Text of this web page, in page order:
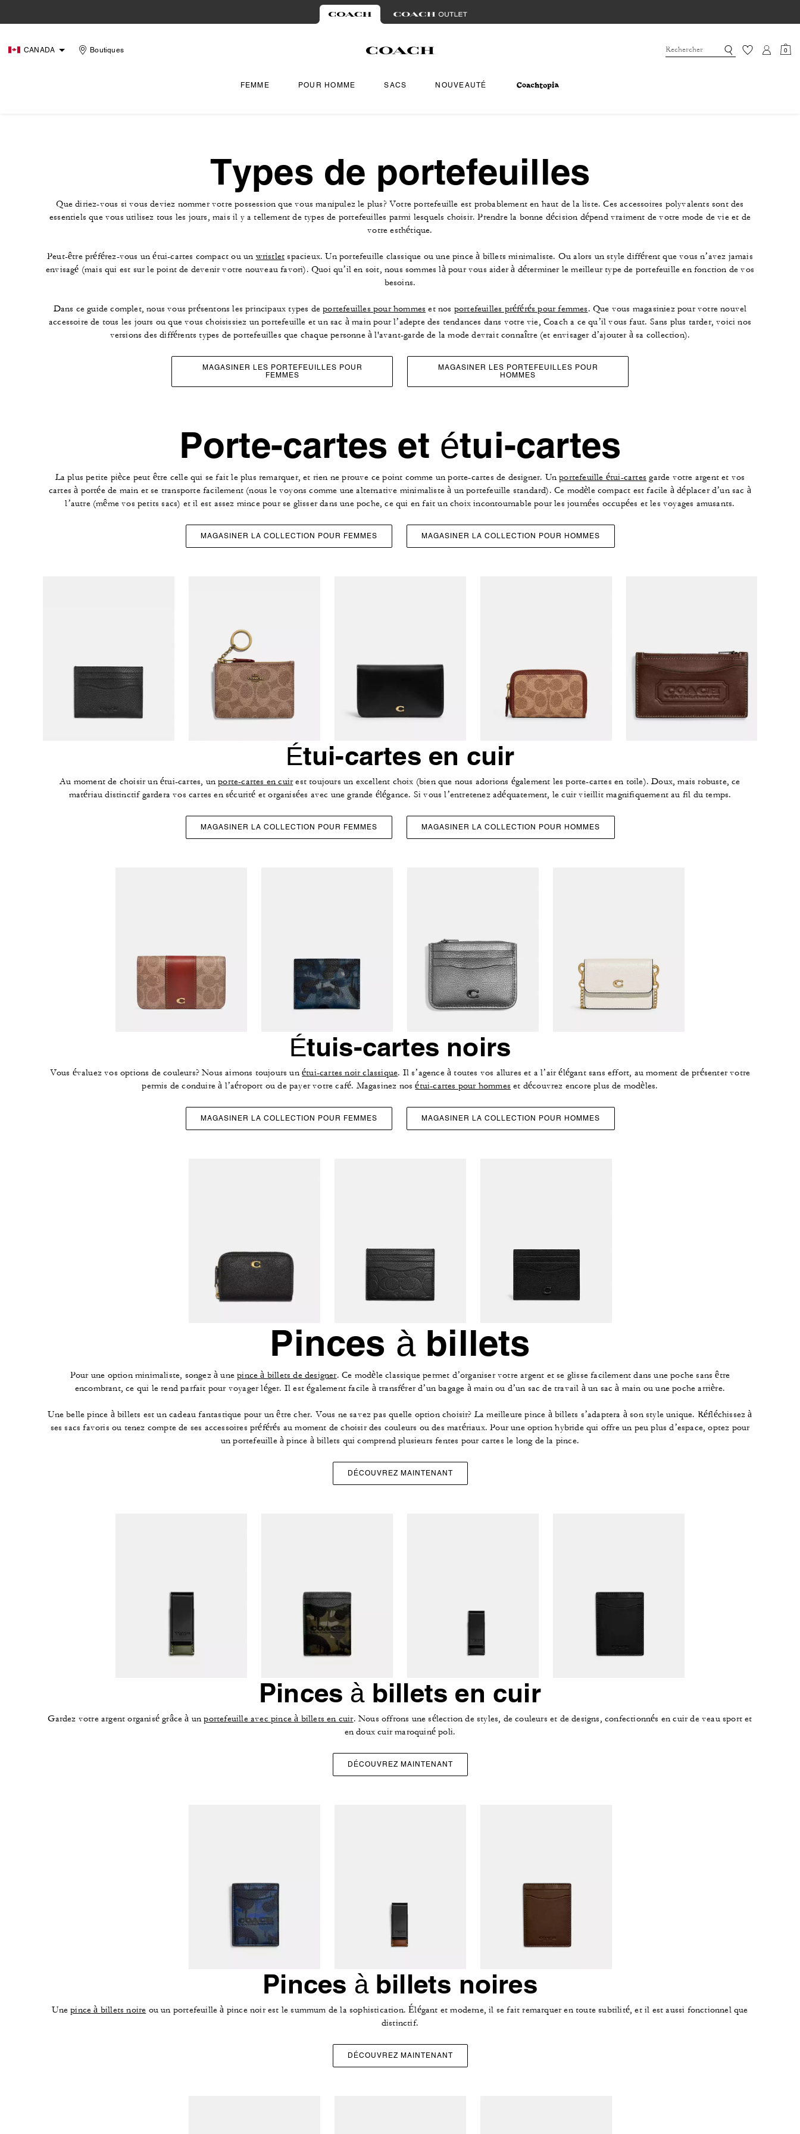
CANADA Boutiques 0
FEMME POUR HOMME SACS NOUVEAUTÉ
Types de portefeuilles
Que diriez-vous si vous deviez nommer votre possession que vous manipulez le plus? Votre portefeuille est probablement en haut de la liste. Ces accessoires polyvalents sont des
essentiels que vous utilisez tous les jours, mais il y a tellement de types de portefeuilles parmi lesquels choisir. Prendre la bonne décision dépend vraiment de votre mode de vie et de
votre esthétique.
Peut-être préférez-vous un étui-cartes compact ou unwristlet spacieux. Un portefeuille classique ou une pince à billets minimaliste. Ou alors un style différent que vous n’avez jamais
envisagé (mais qui est sur le point de devenir votre nouveau favori). Quoi qu’il en soit, nous sommes là pour vous aider à déterminer le meilleur type de portefeuille en fonction de vos
besoins.
Dans ce guide complet, nous vous présentons les principaux types deportefeuilles pour hommes et nos portefeuilles préférés pour femmes. Que vous magasiniez pour votre nouvel
accessoire de tous les jours ou que vous choisissiez un portefeuille et un sac à main pour l’adepte des tendances dans votre vie, Coach a ce qu’il vous faut. Sans plus tarder, voici nos
versions des différents types de portefeuilles que chaque personne à l'avant-garde de la mode devrait connaître (et envisager d’ajouter à sa collection).
MAGASINER LES PORTEFEUILLES POUR
FEMMES
MAGASINER LES PORTEFEUILLES POUR
HOMMES
Porte-cartes et étui-cartes
La plus petite pièce peut être celle qui se fait le plus remarquer, et rien ne prouve ce point comme un porte-cartes de designer. Unportefeuille étui-cartes garde votre argent et vos
cartes à portée de main et se transporte facilement (nous le voyons comme une alternative minimaliste à un portefeuille standard). Ce modèle compact est facile à déplacer d’un sac à
l’autre (même vos petits sacs) et il est assez mince pour se glisser dans une poche, ce qui en fait un choix incontournable pour les journées occupées et les voyages amusants.
MAGASINER LA COLLECTION POUR FEMMES MAGASINER LA COLLECTION POUR HOMMES
Étui-cartes en cuir
Au moment de choisir un étui-cartes, unporte-cartes en cuirest toujours un excellent choix (bien que nous adorions également les porte-cartes en toile). Doux, mais robuste, ce
matériau distinctif gardera vos cartes en sécurité et organisées avec une grande élégance. Si vous l’entretenez adéquatement, le cuir vieillit magnifiquement au fil du temps.
MAGASINER LA COLLECTION POUR FEMMES MAGASINER LA COLLECTION POUR HOMMES
Étuis-cartes noirs
Vous évaluez vos options de couleurs? Nous aimons toujours unétui-cartes noir classique. Il s’agence à toutes vos allures et a l’air élégant sans effort, au moment de présenter votre
permis de conduire à l’aéroport ou de payer votre café. Magasinez nosétui-cartes pour hommes et découvrez encore plus de modèles.
MAGASINER LA COLLECTION POUR FEMMES MAGASINER LA COLLECTION POUR HOMMES
Pinces à billets
Pour une option minimaliste, songez à unepince à billets de designer. Ce modèle classique permet d’organiser votre argent et se glisse facilement dans une poche sans être
encombrant, ce qui le rend parfait pour voyager léger. Il est également facile à transférer d’un bagage à main ou d’un sac de travail à un sac à main ou une poche arrière.
Une belle pince à billets est un cadeau fantastique pour un être cher. Vous ne savez pas quelle option choisir? La meilleure pince à billets s’adaptera à son style unique. Réfléchissez à
ses sacs favoris ou tenez compte de ses accessoires préférés au moment de choisir des couleurs ou des matériaux. Pour une option hybride qui offre un peu plus d’espace, optez pour
un portefeuille à pince à billets qui comprend plusieurs fentes pour cartes le long de la pince.
DÉCOUVREZ MAINTENANT
Pinces à billets en cuir
Gardez votre argent organisé grâce à unportefeuille avec pince à billets en cuir. Nous offrons une sélection de styles, de couleurs et de designs, confectionnés en cuir de veau sport et
en doux cuir maroquiné poli.
DÉCOUVREZ MAINTENANT
Pinces à billets noires
Unepince à billets noire ou un portefeuille à pince noir est le summum de la sophistication. Élégant et moderne, il se fait remarquer en toute subtilité, et il est aussi fonctionnel que
distinctif.
DÉCOUVREZ MAINTENANT